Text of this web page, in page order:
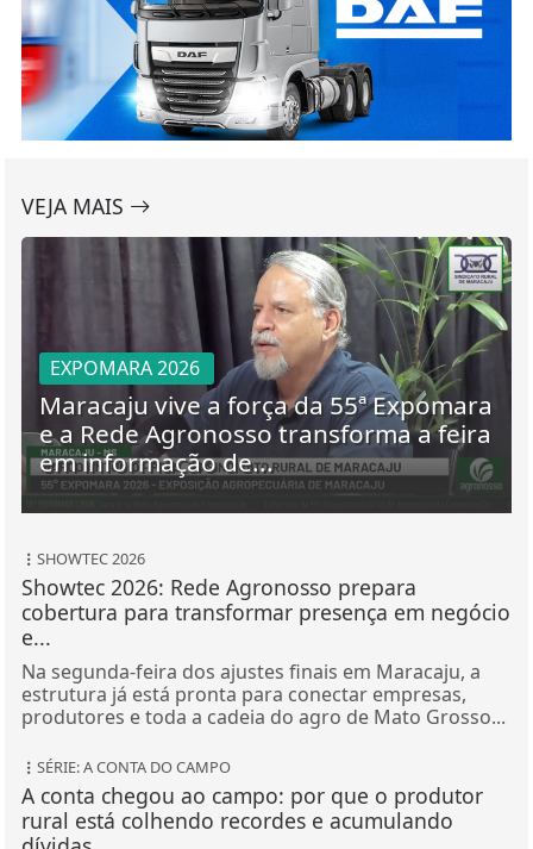
VEJA MAIS
EXPOMARA 2026
Maracaju vive a força da 55ª Expomara
e a Rede Agronosso transforma a feira
em informação de...
Showtec 2026: Rede Agronosso prepara
cobertura para transformar presença em negócio
e...
Na segunda-feira dos ajustes finais em Maracaju, a
estrutura já está pronta para conectar empresas,
produtores e toda a cadeia do agro de Mato Grosso...
SÉRIE: A CONTA DO CAMPO
A conta chegou ao campo: por que o produtor
rural está colhendo recordes e acumulando
dívidas